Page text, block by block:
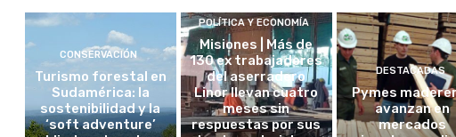
CONSERVACIÓN
Turismo forestal en
Sudamérica: la
sostenibilidad y la
‘soft adventure’
POLÍTICA Y ECONOMÍA
Misiones | Más de
130 ex trabajadores
del aserradero
Linor llevan cuatro
meses sin
respuestas por sus
DESTACADAS
Pymes
avanzan en
mercados